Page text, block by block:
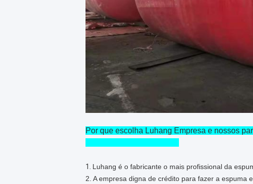
Por que escolha Luhang Empresa e nossos
1. Luhang é o fabricante o mais profissional da
2. A empresa digna de crédito para fazer a espuma